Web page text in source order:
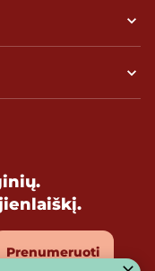
Prenumeruoti